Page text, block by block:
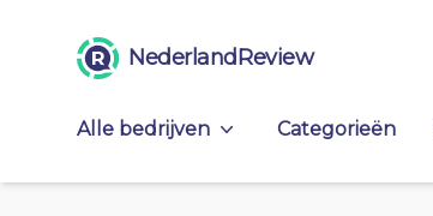
NederlandReview
Alle bedrijven Categorieën